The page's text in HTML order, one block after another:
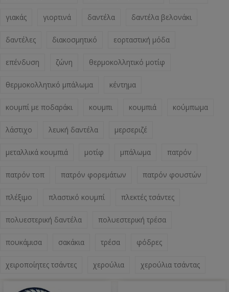
γιακάς γιορτινά δαντέλα δαντέλα βελονάκι
δαντέλες διακοσμητικό εορταστική μόδα
επένδυση ζώνη θερμοκολλητικό μοτίφ
θερμοκολλητικό μπάλωμα κέντημα
κουμπί με ποδαράκι κουμπι κουμπιά κούμπωμα
λάστιχο λευκή δαντέλα μερσεριζέ
μεταλλικά κουμπιά μοτίφ μπάλωμα πατρόν
πατρόν τοπ πατρόν φορεμάτων πατρόν φουστών
πλέξιμο πλαστικό κουμπί πλεκτές τσάντες
πολυεστερική δαντέλα πολυεστερική τρέσα
πουκάμισα σακάκια τρέσα φόδρες
χειροποίητες τσάντες χερούλια χερούλια τσάντας